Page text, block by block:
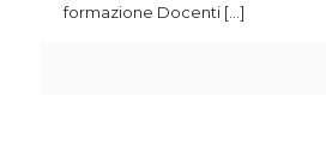
formazione Docenti […]